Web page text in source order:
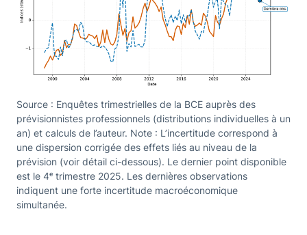
Source : Enquêtes trimestrielles de la BCE auprès des
prévisionnistes professionnels (distributions individuelles à un
an) et calculs de l’auteur. Note : L’incertitude correspond à
une dispersion corrigée des effets liés au niveau de la
prévision (voir détail ci-dessous). Le dernier point disponible
est le 4ᵉ trimestre 2025. Les dernières observations
indiquent une forte incertitude macroéconomique
simultanée.